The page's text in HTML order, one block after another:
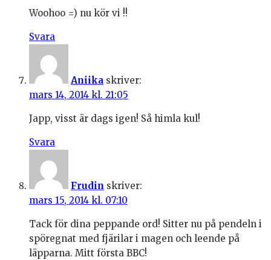
Woohoo =) nu kör vi !!
Svara
Aniika skriver:
mars 14, 2014 kl. 21:05
Japp, visst är dags igen! Så himla kul!
Svara
Frudin skriver:
mars 15, 2014 kl. 07:10
Tack för dina peppande ord! Sitter nu på pendeln i
spöregnat med fjärilar i magen och leende på
läpparna. Mitt första BBC!